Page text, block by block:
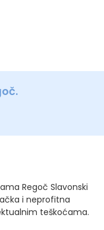
Regoč Slavonski
i neprofitna
teškoćama.